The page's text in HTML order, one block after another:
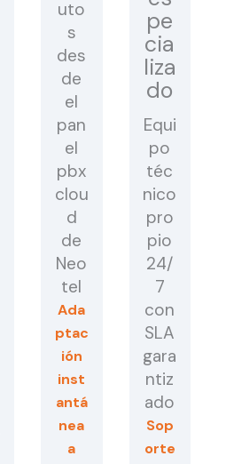
uto
s
des
de
el
pan
el
pbx
clou
d
de
Neo
tel
Ada
ptac
ión
inst
antá
nea
a
pe
cia
liza
do
Equi
po
téc
nico
pro
pio
24/
7
con
SLA
gara
ntiz
ado
Sop
orte